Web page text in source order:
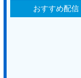
おすすめ配信